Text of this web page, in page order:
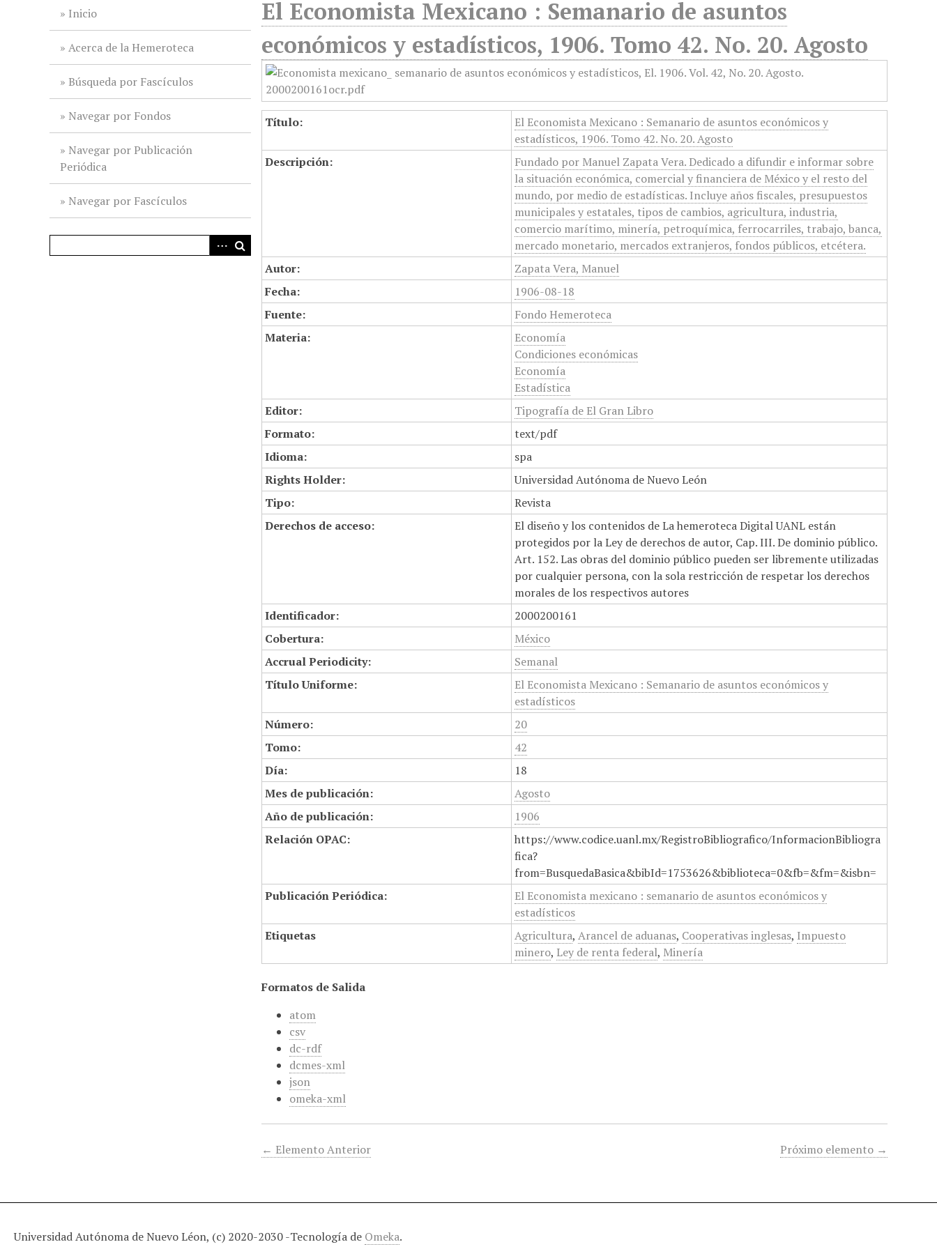
Inicio
Acerca de la Hemeroteca
Búsqueda por Fascículos
Navegar por Fondos
Navegar por Publicación
Periódica
Navegar por Fascículos
El Economista Mexicano : Semanario de asuntos
económicos y estadísticos, 1906. Tomo 42. No. 20. Agosto
Título:
El Economista Mexicano : Semanario de asuntos económicos y
estadísticos, 1906. Tomo 42. No. 20. Agosto
Descripción:
Fundado por Manuel Zapata Vera. Dedicado a difundir e informar sobre
la situación económica, comercial y financiera de México y el resto del
mundo, por medio de estadísticas. Incluye años fiscales, presupuestos
municipales y estatales, tipos de cambios, agricultura, industria,
comercio marítimo, minería, petroquímica, ferrocarriles, trabajo, banca,
mercado monetario, mercados extranjeros, fondos públicos, etcétera.
Autor:
Zapata Vera, Manuel
Fecha:
1906-08-18
Fuente:
Fondo Hemeroteca
Materia:
Economía
Condiciones económicas
Economía
Estadística
Editor:
Tipografía de El Gran Libro
Formato:
text/pdf
Idioma:
spa
Rights Holder:
Universidad Autónoma de Nuevo León
Tipo:
Revista
Derechos de acceso:
El diseño y los contenidos de La hemeroteca Digital UANL están
protegidos por la Ley de derechos de autor, Cap. III. De dominio público.
Art. 152. Las obras del dominio público pueden ser libremente utilizadas
por cualquier persona, con la sola restricción de respetar los derechos
morales de los respectivos autores
Identificador:
2000200161
Cobertura:
México
Accrual Periodicity:
Semanal
Título Uniforme:
El Economista Mexicano : Semanario de asuntos económicos y
estadísticos
Número:
20
Tomo:
42
Día:
18
Mes de publicación:
Agosto
Año de publicación:
1906
Relación OPAC:
https://www.codice.uanl.mx/RegistroBibliografico/InformacionBibliogra
fica?
from=BusquedaBasica&bibId=1753626&biblioteca=0&fb=&fm=&isbn=
Publicación Periódica:
El Economista mexicano : semanario de asuntos económicos y
estadísticos
Etiquetas
Agricultura,Arancel de aduanas, Cooperativas inglesas, Impuesto
minero, Ley de renta federal, Minería
Formatos de Salida
atom
csv
dc-rdf
dcmes-xml
json
omeka-xml
← Elemento Anterior Próximo elemento →
Universidad Autónoma de Nuevo Léon, (c) 2020-2030 -Tecnología de Omeka.